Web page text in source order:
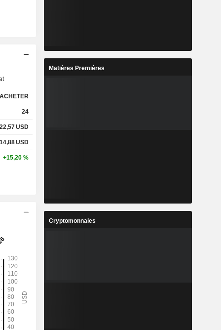
ACHETER
24
USD
USD
+15,20 %
Matières Premières
Cryptomonnaies